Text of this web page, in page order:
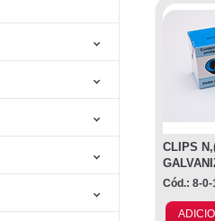
CLIPS
Cód.: 8-0-